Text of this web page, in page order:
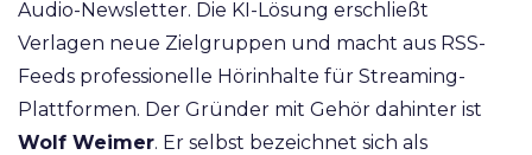
Audio-Newsletter. Die KI-Lösung erschließt
Verlagen neue Zielgruppen und macht aus RSS-
Feeds professionelle Hörinhalte für Streaming-
Plattformen. Der Gründer mit Gehör dahinter ist
Wolf Weimer. Er selbst bezeichnet sich als